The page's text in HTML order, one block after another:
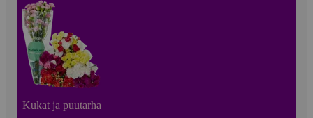
Kukat ja puutarha